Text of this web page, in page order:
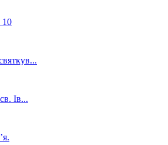
10
Ів...